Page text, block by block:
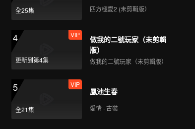
全25集 四方極愛2 (未剪輯版）
4
更新到第4集
VIP
做我的二號玩家（未剪輯
版）
做我的二號玩家（未剪輯版）
5
全21集
VIP
鳳池生春
愛情 · 古裝